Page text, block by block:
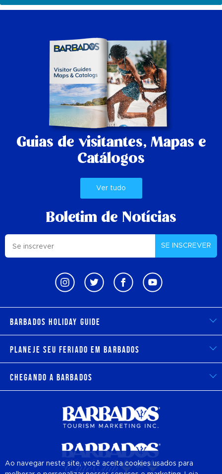
Guias de visitantes, Mapas e
Catálogos
Ver tudo
Boletim de Notícias
SE INSCREVER
Barbados Holiday Guide
Planeje seu feriado em Barbados
Chegando a Barbados
Ao navegar neste site, você aceita cookies usados para